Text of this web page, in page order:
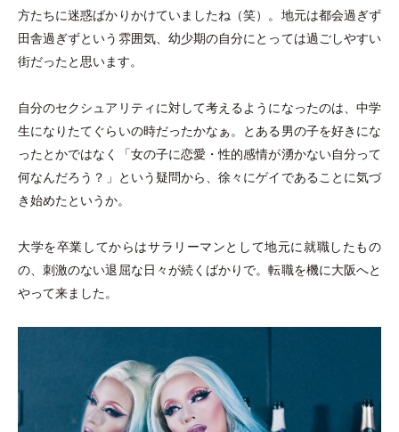
方たちに迷惑ばかりかけていましたね （笑） 。地元は都会過ぎず
田舎過ぎずという雰囲気、幼少期の自分にとっては過ごしやすい
街だったと思います。
自分のセクシュアリティに対して考えるようになったのは、中学
生になりたてぐらいの時だったかなぁ。とある男の子を好きにな
ったとかではなく
「女の子に恋愛 ・性的感情が湧かない自分って
何なんだろう？ 」
という疑問から、徐々にゲイであることに気づ
き始めたというか。
大学を卒業してからはサラリーマンとして地元に就職したもの
の、刺激のない退屈な日々が続くばかりで。転職を機に大阪へと
やって来ました。